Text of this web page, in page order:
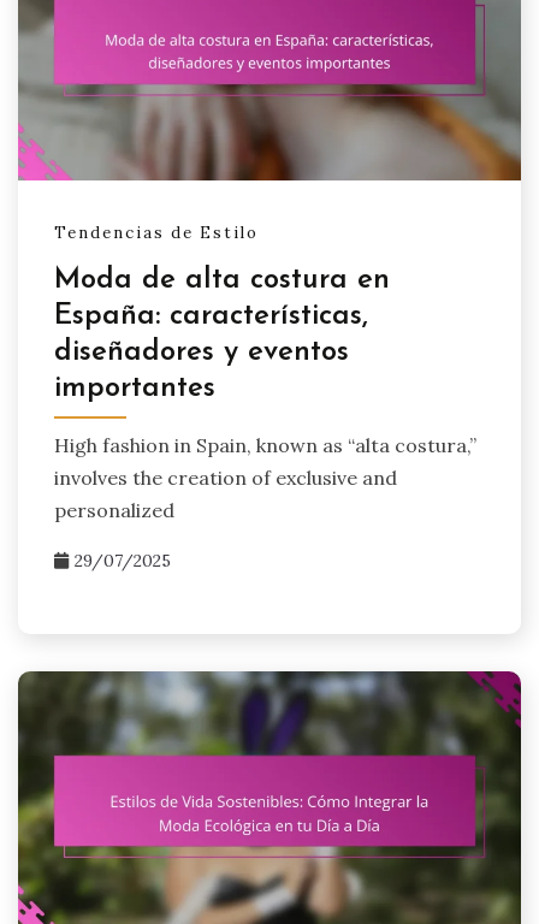
Tendencias de Estilo
Moda de alta costura en
España: características,
diseñadores y eventos
importantes
High fashion in Spain, known as “alta costura,”
involves the creation of exclusive and
personalized
29/07/2025